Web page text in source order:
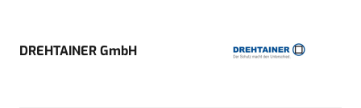
DREHTAINER GmbH